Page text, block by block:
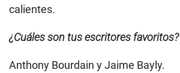
calientes.
¿Cuáles son tus escritores favoritos?
Anthony Bourdain y Jaime Bayly.